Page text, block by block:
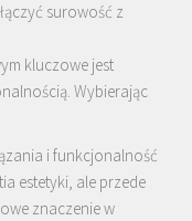
surowość z
kluczowe jest
Wybierając
i funkcjonalność
estetyki, ale przede
znaczenie w